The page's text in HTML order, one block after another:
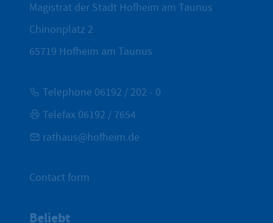
Magistrat der Stadt Hofheim am Taunus
Chinonplatz 2
65719 Hofheim am Taunus
Telephone 06192 / 202 - 0
Telefax 06192 / 7654
rathaus@hofheim.de
Contact form
Beliebt